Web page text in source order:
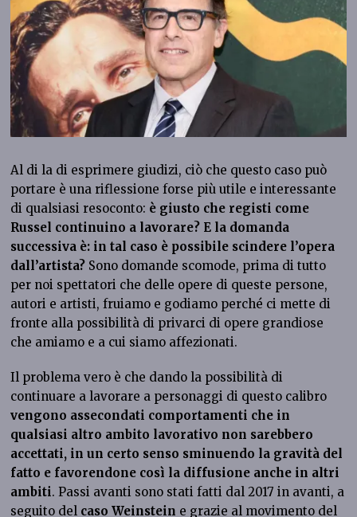
Al di la di esprimere giudizi, ciò che questo caso può
portare è una riflessione forse più utile e interessante
di qualsiasi resoconto: è giusto che registi come
Russel continuino a lavorare? E la domanda
successiva è: in tal caso è possibile scindere l’opera
dall’artista? Sono domande scomode, prima di tutto
per noi spettatori che delle opere di queste persone,
autori e artisti, fruiamo e godiamo perché ci mette di
fronte alla possibilità di privarci di opere grandiose
che amiamo e a cui siamo affezionati.
Il problema vero è che dando la possibilità di
continuare a lavorare a personaggi di questo calibro
vengono assecondati comportamenti che in
qualsiasi altro ambito lavorativo non sarebbero
accettati, in un certo senso sminuendo la gravità del
fatto e favorendone così la diffusione anche in altri
ambiti. Passi avanti sono stati fatti dal 2017 in avanti, a
seguito del caso Weinstein e grazie al movimento del